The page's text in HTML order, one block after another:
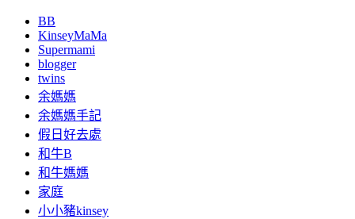
BB
KinseyMaMa
Supermami
blogger
twins
余媽媽
余媽媽手記
假日好去處
和牛B
和牛媽媽
家庭
小小豬kinsey